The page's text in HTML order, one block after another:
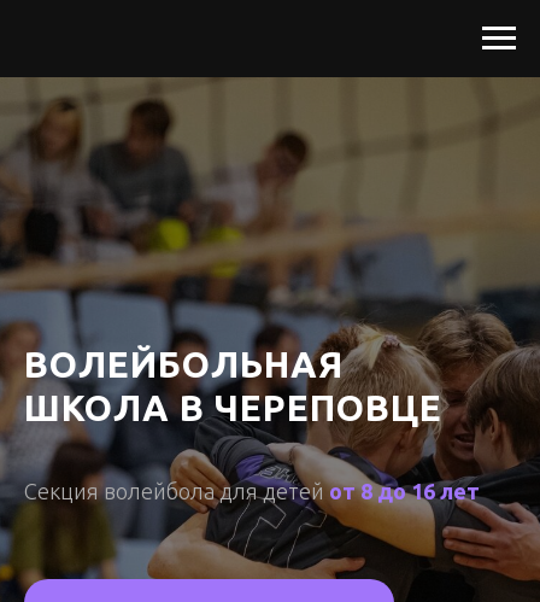
ВОЛЕЙБОЛЬНАЯ
ШКОЛА В ЧЕРЕПОВЦЕ
Секция волейбола для детейот 8 до 16 лет